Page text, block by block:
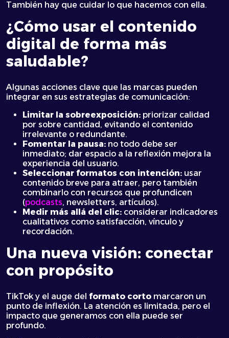
También hay que cuidar lo que hacemos con ella.
¿Cómo usar el contenido
digital de forma más
saludable?
Algunas acciones clave que las marcas pueden
integrar en sus estrategias de comunicación:
Limitar la sobreexposición: priorizar calidad
por sobre cantidad, evitando el contenido
irrelevante o redundante.
Fomentar la pausa: no todo debe ser
inmediato; dar espacio a la reflexión mejora la
experiencia del usuario.
Seleccionar formatos con intención: usar
contenido breve para atraer, pero también
combinarlo con recursos que profundicen
(podcasts, newsletters, artículos).
Medir más allá del clic: considerar indicadores
cualitativos como satisfacción, vínculo y
recordación.
Una nueva visión: conectar
con propósito
TikTok y el auge del formato corto marcaron un
punto de inflexión. La atención es limitada, pero el
impacto que generamos con ella puede ser
profundo.